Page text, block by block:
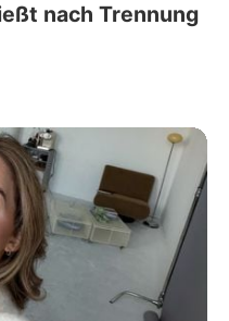
nach Trennung